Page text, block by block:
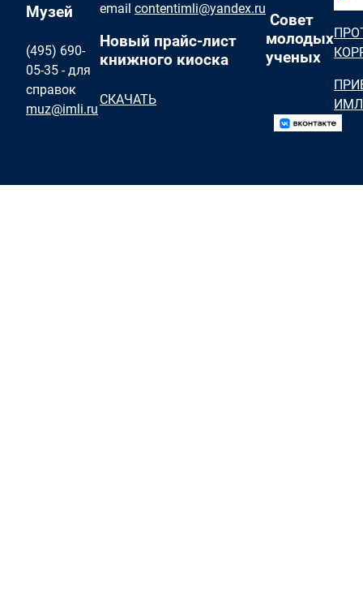
Музей
(495) 690-
05-35 - для
справок
muz@imli.ru
email contentimli@yandex.ru
Новый прайс-лист
книжного киоска
СКАЧАТЬ
Совет
молодых
ученых